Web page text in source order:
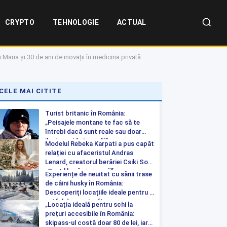
CRYPTO TEHNOLOGIE ACTUAL
și 30 de ani de inovații în medicina privată.
CELE MAI CITITE
Turist britanic în România:
„Peisajele montane te fac să te
întrebi dacă sunt reale sau doar
iluzia unei fotografii”
Modelul Rebeka Karpati a pus capăt
relației cu afaceristul Andras
Lenard, creatorul berăriei Csiki Sor:
„Sunt liberă și singură”
Experiențe de neuitat cu sănii trase
de câini husky în România:
Descoperiți locațiile ideale pentru o
astfel de aventură!
„Locația ideală pentru schi la
prețuri accesibile în România:
skipass-ul costă doar 80 de lei, iar